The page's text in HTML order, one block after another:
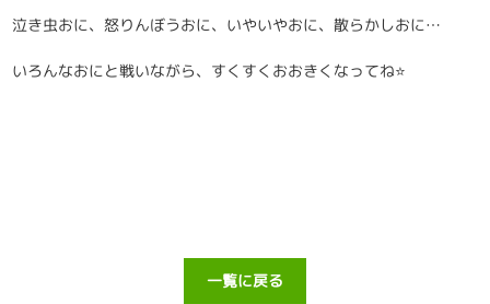
泣き虫おに、怒りんぼうおに、いやいやおに、散らかしおに…
いろんなおにと戦いながら、すくすくおおきくなってね⭐
一覧に戻る